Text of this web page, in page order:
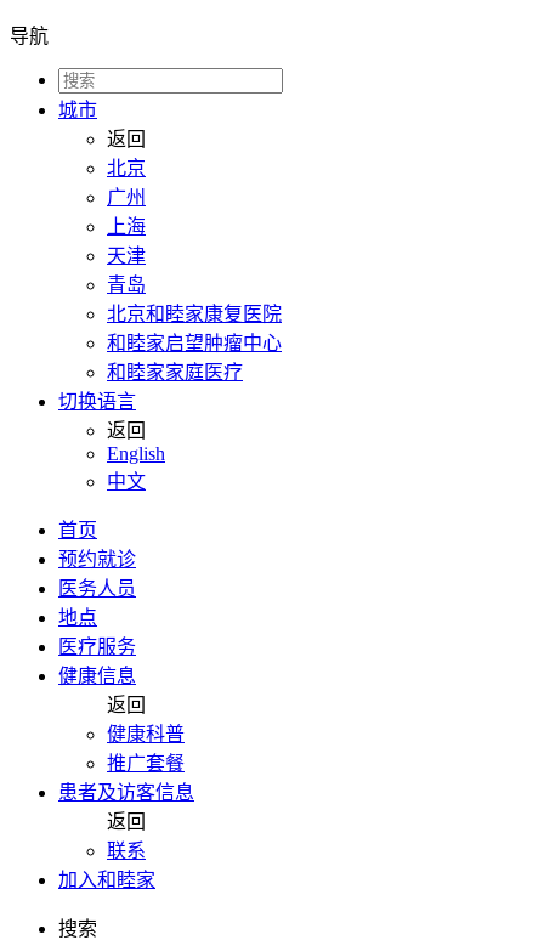
导航
城市
返回
北京
广州
上海
天津
青岛
北京和睦家康复医院
和睦家启望肿瘤中心
和睦家家庭医疗
切换语言
返回
English
中文
首页
预约就诊
医务人员
地点
医疗服务
健康信息
返回
健康科普
推广套餐
患者及访客信息
返回
联系
加入和睦家
搜索